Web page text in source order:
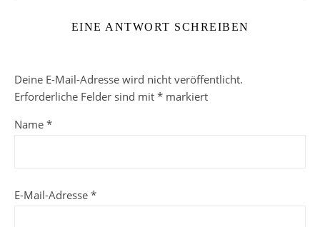
EINE ANTWORT SCHREIBEN
Deine E-Mail-Adresse wird nicht veröffentlicht.
Erforderliche Felder sind mit * markiert
Name *
E-Mail-Adresse *